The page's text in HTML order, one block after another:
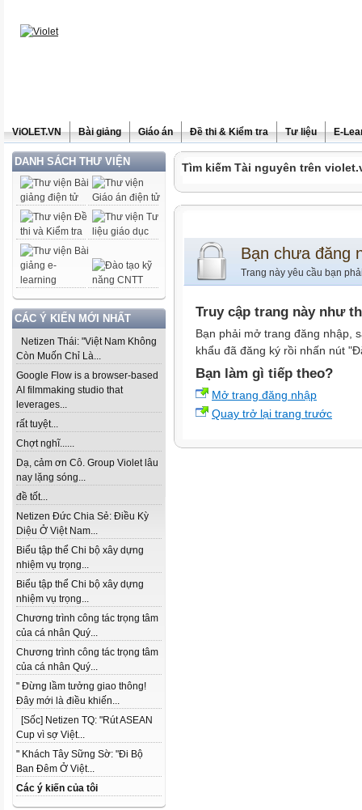
ViOLET.VN Bài giảng Giáo án Đề thi & Kiểm tra Tư liệu E-
DANH SÁCH THƯ VIỆN
CÁC Ý KIẾN MỚI NHẤT
Netizen Thái: "Việt Nam Không
Còn Muốn Chỉ Là...
Google Flow is a browser-based
AI filmmaking studio that
leverages...
rất tuyệt...
Chợt nghĩ......
Dạ, cảm ơn Cô. Group Violet lâu
nay lặng sóng...
đề tốt...
Netizen Đức Chia Sẻ: Điều Kỳ
Diệu Ở Việt Nam...
Biểu tập thể Chi bộ xây dựng
nhiệm vụ trọng...
Biểu tập thể Chi bộ xây dựng
nhiệm vụ trọng...
Chương trình công tác trọng tâm
của cá nhân Quý...
Chương trình công tác trọng tâm
của cá nhân Quý...
" Đừng lầm tưởng giao thông!
Đây mới là điều khiến...
[Sốc] Netizen TQ: "Rút ASEAN
Cup vì sợ Việt...
" Khách Tây Sững Sờ: "Đi Bộ
Ban Đêm Ở Việt...
Các ý kiến của tôi
Tìm kiếm Tài nguyên trên
Bạn chưa đăng
Trang này yêu cầu bạn
Truy cập trang này như
Bạn phải mở trang đăng nhập,
khẩu đã đăng ký rồi nhấn nút
Bạn làm gì tiếp theo?
Mở trang đăng nhập
Quay trở lại trang trước